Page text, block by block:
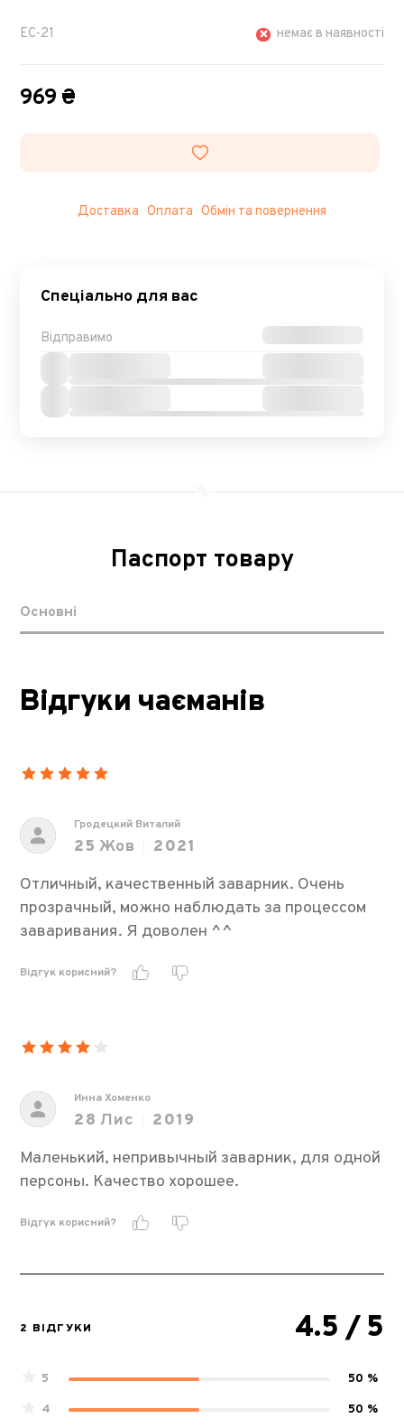
EC-21 немає в наявності
969 ₴
Доставка Оплата Обмін та повернення
Спеціально для вас
Відправимо
Паспорт товару
Основні
Відгуки чаєманів
Гродецкий Виталий
25 Жов
2021
Отличный, качественный заварник. Очень
прозрачный, можно наблюдать за процессом
заваривания. Я доволен ^^
Відгук корисний?
Инна Хоменко
28 Лис
2019
Маленький, непривычный заварник, для одной
персоны. Качество хорошее.
Відгук корисний?
2 ВІДГУКИ 4.5 / 5
5
50 %
4
50 %